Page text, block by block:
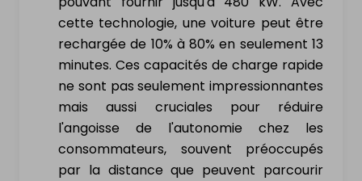
S'inscrire
Vendre
cette technologie, une voiture peut être
rechargée de 10% à 80% en seulement 13
minutes. Ces capacités de charge rapide
ne sont pas seulement impressionnantes
mais aussi cruciales pour réduire
l'angoisse de l'autonomie chez les
consommateurs, souvent préoccupés
par la distance que peuvent parcourir